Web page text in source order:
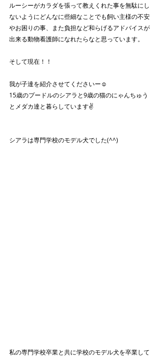
ルーシーがカラダを張って教えくれた事を無駄にし
ないようにどんなに些細なことでも飼い主様の不安
やお困りの事、また負担など和らげるアドバイスが
出来る動物看護師になれたらなと思っています。
そして現在！！
我が子達を紹介させてくださいー☺️
15歳のプードルのシアラと9歳の猫のにゃんちゅう
とメダカ達と暮らしています✌️
シアラは専門学校のモデル犬でした(^^)
私の専門学校卒業と共に学校のモデル犬を卒業して